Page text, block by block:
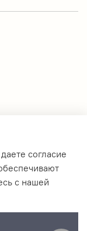
согласие
с нашей